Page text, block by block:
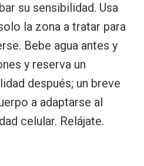
su sensibilidad. Usa
la zona a tratar para
Bebe agua antes y
y reserva un
después; un breve
a adaptarse al
celular. Relájate.